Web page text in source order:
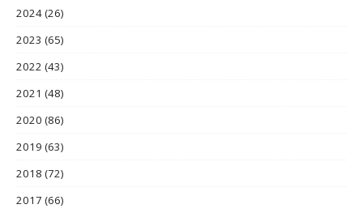
2024(26)
2023 (65)
2022 (43)
2021 (48)
2020 (86)
2019 (63)
2018 (72)
2017 (66)